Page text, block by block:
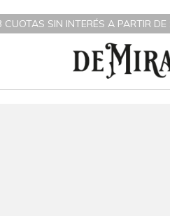
SIN INTERÉS A PARTIR DE